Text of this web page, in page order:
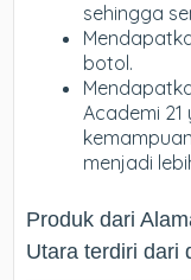
sehingga
botol.
Academi
menjadi
Produk dari
Utara terdiri dari